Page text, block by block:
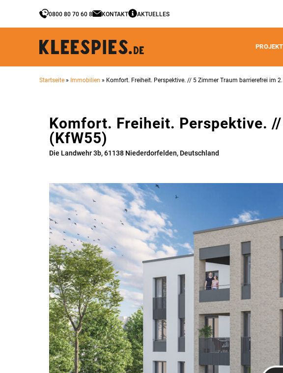
0800 80 70 60 8 KONTAKT AKTUELLES
Startseite » Immobilien » Komfort. Freiheit. Perspektive. // 5 Zimmer Traum barrierefrei im 2.
Komfort. Freiheit. Perspektive.
(KfW55)
Die Landwehr 3b, 61138 Niederdorfelden, Deutschland